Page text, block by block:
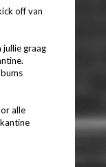
off van
jullie graag
alle